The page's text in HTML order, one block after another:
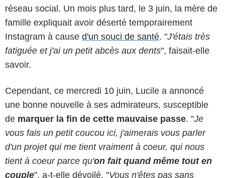
réseau social. Un mois plus tard, le 3 juin, la mère de
famille expliquait avoir déserté temporairement
Instagram à cause d'un souci de santé. "J'étais très
fatiguée et j'ai un petit abcès aux dents", faisait-elle
savoir.
Cependant, ce mercredi 10 juin, Lucile a annoncé
une bonne nouvelle à ses admirateurs, susceptible
de marquer la fin de cette mauvaise passe. "Je
vous fais un petit coucou ici, j'aimerais vous parler
d'un projet qui me tient vraiment à coeur, qui nous
tient à coeur parce qu'on fait quand même tout en
couple", a-t-elle dévoilé. "Vous n'êtes pas sans